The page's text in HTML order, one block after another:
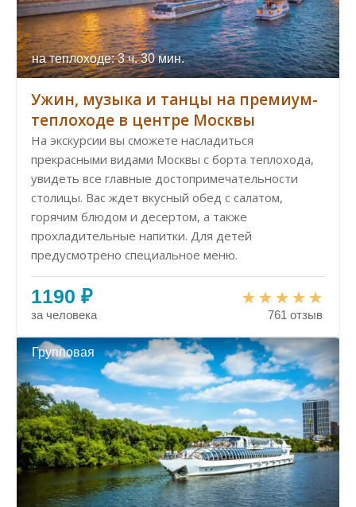
на теплоходе: 3 ч. 30 мин.
Ужин, музыка и танцы на премиум-
теплоходе в центре Москвы
На экскурсии вы сможете насладиться
прекрасными видами Москвы с борта теплохода,
увидеть все главные достопримечательности
столицы. Вас ждет вкусный обед с салатом,
горячим блюдом и десертом, а также
прохладительные напитки. Для детей
предусмотрено специальное меню.
1190 ₽
за человека 761 отзыв
Групповая